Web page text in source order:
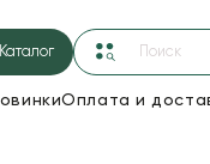
Каталог
Оплата и